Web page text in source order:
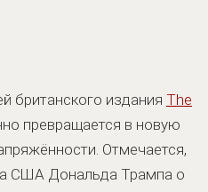
британского издания The
превращается в новую
Отмечается,
США Дональда Трампа о